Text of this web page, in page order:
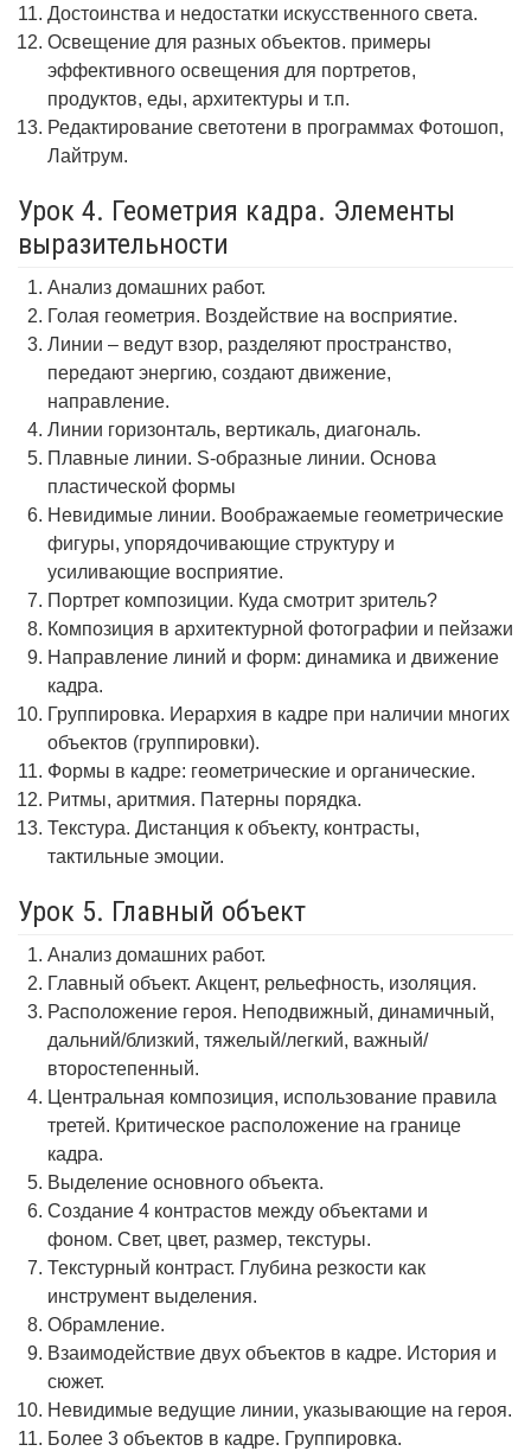
Достоинства и недостатки искусственного света.
Освещение для разных объектов. примеры
эффективного освещения для портретов,
продуктов, еды, архитектуры и т.п.
Редактирование светотени в программах Фотошоп,
Лайтрум.
Урок 4. Геометрия кадра. Элементы
выразительности
Анализ домашних работ.
Голая геометрия. Воздействие на восприятие.
Линии – ведут взор, разделяют пространство,
передают энергию, создают движение,
направление.
Линии горизонталь, вертикаль, диагональ.
Плавные линии. S-образные линии. Основа
пластической формы
Невидимые линии. Воображаемые геометрические
фигуры, упорядочивающие структуру и
усиливающие восприятие.
Портрет композиции. Куда смотрит зритель?
Композиция в архитектурной фотографии и пейзажи
Направление линий и форм: динамика и движение
кадра.
Группировка. Иерархия в кадре при наличии многих
объектов (группировки).
Формы в кадре: геометрические и органические.
Ритмы, аритмия. Патерны порядка.
Текстура. Дистанция к объекту, контрасты,
тактильные эмоции.
Урок 5. Главный объект
Анализ домашних работ.
Главный объект. Акцент, рельефность, изоляция.
Расположение героя. Неподвижный, динамичный,
дальний/близкий, тяжелый/легкий, важный/
второстепенный.
Центральная композиция, использование правила
третей. Критическое расположение на границе
кадра.
Выделение основного объекта.
Создание 4 контрастов между объектами и
фоном. Свет, цвет, размер, текстуры.
Текстурный контраст. Глубина резкости как
инструмент выделения.
Обрамление.
Взаимодействие двух объектов в кадре. История и
сюжет.
Невидимые ведущие линии, указывающие на героя.
Более 3 объектов в кадре. Группировка.